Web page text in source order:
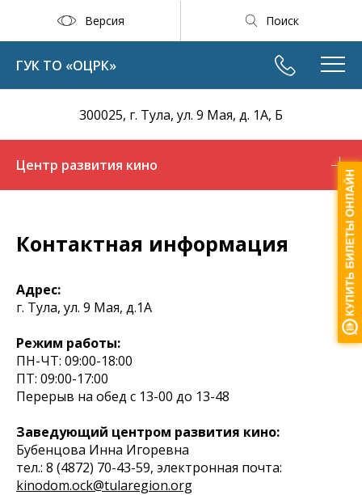
Версия Поиск
300025, г. Тула, ул. 9 Мая, д. 1А, Б
ГУК ТО «ОЦРК»
Центр развития кино
Контактная информация
Адрес:
г. Тула, ул. 9 Мая, д.1А
Режим работы:
ПН-ЧТ: 09:00-18:00
ПТ: 09:00-17:00
Перерыв на обед с 13-00 до 13-48
Заведующий центром развития кино:
Бубенцова Инна Игоревна
тел.: 8 (4872) 70-43-59, электронная почта:
kinodom.ock@tularegion.org